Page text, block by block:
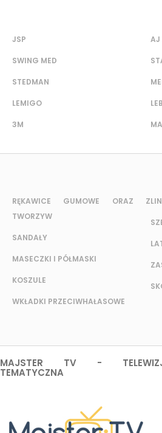
JSP
SWING MED
STEDMAN
LEMIGO
3M
AJ
RĘKAWICE GUMOWE ORAZ Z
TWORZYW
SANDAŁY
MASECZKI I PÓŁMASKI
KOSZULE
WKŁADKI PRZECIWHAŁASOWE
MAJSTER TV -
TEMATYCZNA